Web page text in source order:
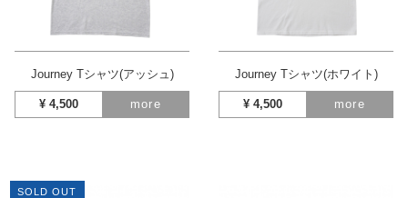
Journey Tシャツ(アッシュ)
¥ 4,500 more
Journey Tシャツ(ホワイト)
¥ 4,500 more
SOLD OUT